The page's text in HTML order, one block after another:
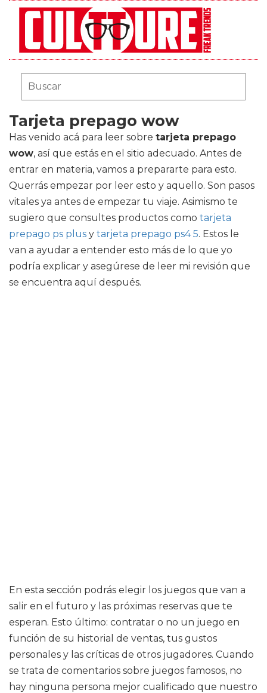
Tarjeta prepago wow
Has venido acá para leer sobre tarjeta prepago
wow, así que estás en el sitio adecuado. Antes de
entrar en materia, vamos a prepararte para esto.
Querrás empezar por leer esto y aquello. Son pasos
vitales ya antes de empezar tu viaje. Asimismo te
sugiero que consultes productos como tarjeta
prepago ps plus y tarjeta prepago ps4 5. Estos le
van a ayudar a entender esto más de lo que yo
podría explicar y asegúrese de leer mi revisión que
se encuentra aquí después.
En esta sección podrás elegir los juegos que van a
salir en el futuro y las próximas reservas que te
esperan. Esto último: contratar o no un juego en
función de su historial de ventas, tus gustos
personales y las críticas de otros jugadores. Cuando
se trata de comentarios sobre juegos famosos, no
hay ninguna persona mejor cualificado que nuestro